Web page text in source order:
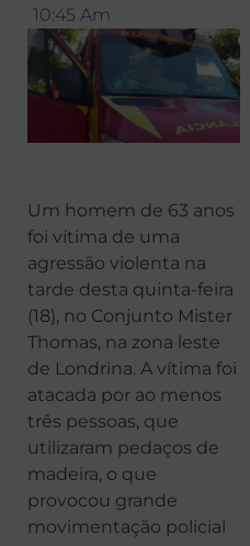
10:45 Am
Um homem de 63 anos
foi vítima de uma
agressão violenta na
tarde desta quinta-feira
(18), no Conjunto Mister
Thomas, na zona leste
de Londrina. A vítima foi
atacada por ao menos
três pessoas, que
utilizaram pedaços de
madeira, o que
provocou grande
movimentação policial